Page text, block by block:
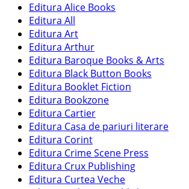
Editura Alice Books
Editura All
Editura Art
Editura Arthur
Editura Baroque Books & Arts
Editura Black Button Books
Editura Booklet Fiction
Editura Bookzone
Editura Cartier
Editura Casa de pariuri literare
Editura Corint
Editura Crime Scene Press
Editura Crux Publishing
Editura Curtea Veche